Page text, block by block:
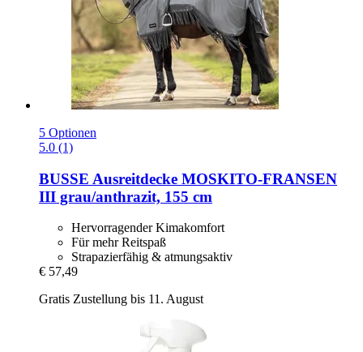
5 Optionen
5.0 (1)
BUSSE Ausreitdecke MOSKITO-​FRANSEN
III grau/anthrazit, 155 cm
Hervorragender Kimakomfort
Für mehr Reitspaß
Strapazierfähig & atmungsaktiv
€ 57,49
Gratis Zustellung bis 11. August